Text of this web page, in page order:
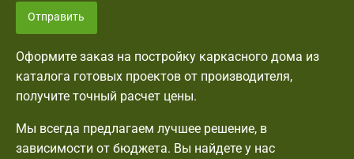
Отправить
Оформите заказ на постройку каркасного дома из
каталога готовых проектов от производителя,
получите точный расчет цены.
Мы всегда предлагаем лучшее решение, в
зависимости от бюджета. Вы найдете у нас